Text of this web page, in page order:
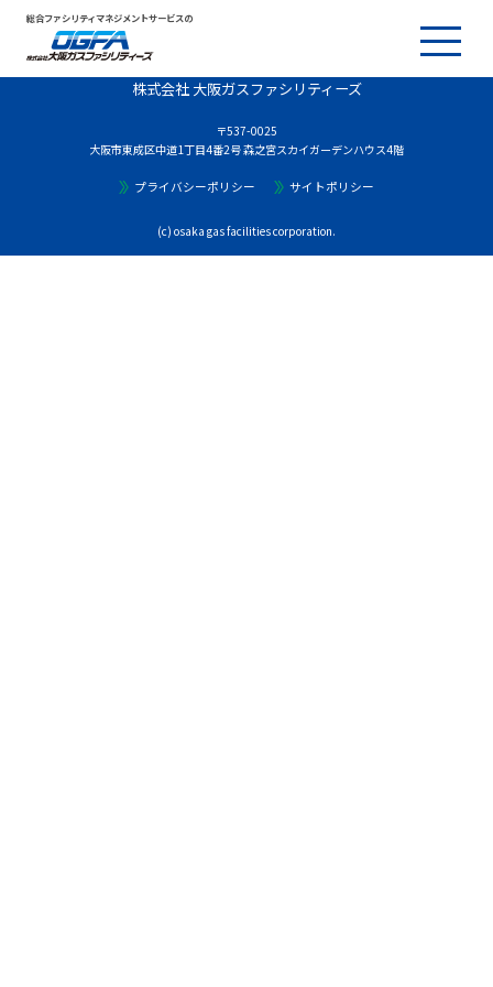
総合ファシリティマネジメントサービスの
株式会社 大阪ガスファシリティーズ
〒537-0025
大阪市東成区中道1丁目4番2号 森之宮スカイガーデンハウス4階
プライバシーポリシー サイトポリシー
(c) osaka gas facilities corporation.